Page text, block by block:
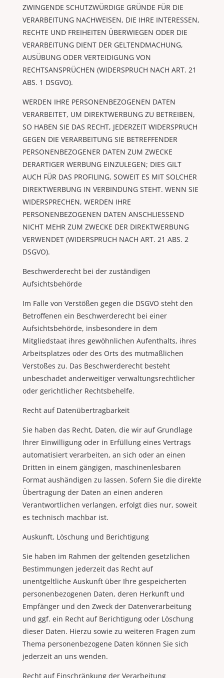
ZWINGENDE SCHUTZWÜRDIGE GRÜNDE FÜR DIE
VERARBEITUNG NACHWEISEN, DIE IHRE INTERESSEN,
RECHTE UND FREIHEITEN ÜBERWIEGEN ODER DIE
VERARBEITUNG DIENT DER GELTENDMACHUNG,
AUSÜBUNG ODER VERTEIDIGUNG VON
RECHTSANSPRÜCHEN (WIDERSPRUCH NACH ART. 21
ABS. 1 DSGVO).
WERDEN IHRE PERSONENBEZOGENEN DATEN
VERARBEITET, UM DIREKTWERBUNG ZU BETREIBEN,
SO HABEN SIE DAS RECHT, JEDERZEIT WIDERSPRUCH
GEGEN DIE VERARBEITUNG SIE BETREFFENDER
PERSONENBEZOGENER DATEN ZUM ZWECKE
DERARTIGER WERBUNG EINZULEGEN; DIES GILT
AUCH FÜR DAS PROFILING, SOWEIT ES MIT SOLCHER
DIREKTWERBUNG IN VERBINDUNG STEHT. WENN SIE
WIDERSPRECHEN, WERDEN IHRE
PERSONENBEZOGENEN DATEN ANSCHLIESSEND
NICHT MEHR ZUM ZWECKE DER DIREKTWERBUNG
VERWENDET (WIDERSPRUCH NACH ART. 21 ABS. 2
DSGVO).
Beschwerderecht bei der zuständigen
Aufsichtsbehörde
Im Falle von Verstößen gegen die DSGVO steht den
Betroffenen ein Beschwerderecht bei einer
Aufsichtsbehörde, insbesondere in dem
Mitgliedstaat ihres gewöhnlichen Aufenthalts, ihres
Arbeitsplatzes oder des Orts des mutmaßlichen
Verstoßes zu. Das Beschwerderecht besteht
unbeschadet anderweitiger verwaltungsrechtlicher
oder gerichtlicher Rechtsbehelfe.
Recht auf Datenübertragbarkeit
Sie haben das Recht, Daten, die wir auf Grundlage
Ihrer Einwilligung oder in Erfüllung eines Vertrags
automatisiert verarbeiten, an sich oder an einen
Dritten in einem gängigen, maschinenlesbaren
Format aushändigen zu lassen. Sofern Sie die direkte
Übertragung der Daten an einen anderen
Verantwortlichen verlangen, erfolgt dies nur, soweit
es technisch machbar ist.
Auskunft, Löschung und Berichtigung
Sie haben im Rahmen der geltenden gesetzlichen
Bestimmungen jederzeit das Recht auf
unentgeltliche Auskunft über Ihre gespeicherten
personenbezogenen Daten, deren Herkunft und
Empfänger und den Zweck der Datenverarbeitung
und ggf. ein Recht auf Berichtigung oder Löschung
dieser Daten. Hierzu sowie zu weiteren Fragen zum
Thema personenbezogene Daten können Sie sich
jederzeit an uns wenden.
Recht auf Einschränkung der Verarbeitung